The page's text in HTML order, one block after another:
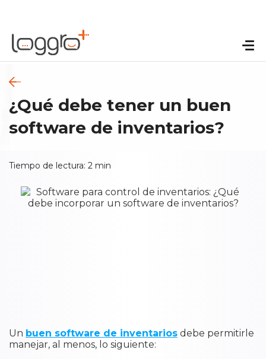
¿Qué debe tener un buen
software de inventarios?
Tiempo de lectura: 2 min
Un buen software de inventarios debe permitirle
manejar, al menos, lo siguiente: